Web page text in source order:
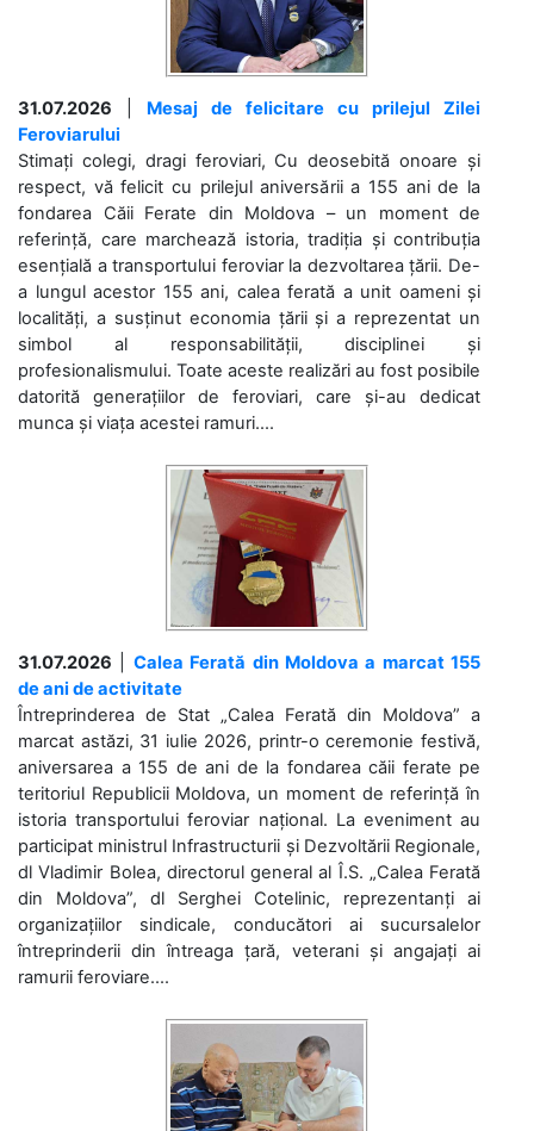
31.07.2026
Mesaj de felicitare cu prilejul Zilei
Feroviarului
Stimați colegi, dragi feroviari, Cu deosebită onoare și
respect, vă felicit cu prilejul aniversării a 155 ani de la
fondarea Căii Ferate din Moldova – un moment de
referință, care marchează istoria, tradiția și contribuția
esențială a transportului feroviar la dezvoltarea țării. De-
a lungul acestor 155 ani, calea ferată a unit oameni și
localități, a susținut economia țării și a reprezentat un
simbol al responsabilității, disciplinei și
profesionalismului. Toate aceste realizări au fost posibile
datorită generațiilor de feroviari, care și-au dedicat
munca și viața acestei ramuri....
31.07.2026
Calea Ferată din Moldova a marcat 155
de ani de activitate
Întreprinderea de Stat „Calea Ferată din Moldova” a
marcat astăzi, 31 iulie 2026, printr-o ceremonie festivă,
aniversarea a 155 de ani de la fondarea căii ferate pe
teritoriul Republicii Moldova, un moment de referință în
istoria transportului feroviar național. La eveniment au
participat ministrul Infrastructurii și Dezvoltării Regionale,
dl Vladimir Bolea, directorul general al Î.S. „Calea Ferată
din Moldova”, dl Serghei Cotelinic, reprezentanți ai
organizațiilor sindicale, conducători ai sucursalelor
întreprinderii din întreaga țară, veterani și angajați ai
ramurii feroviare....